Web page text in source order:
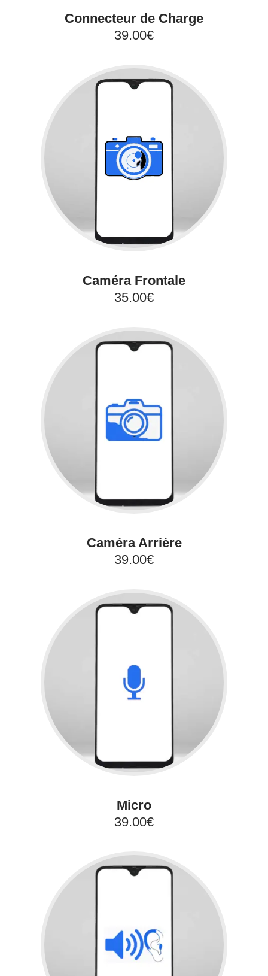
Connecteur de Charge
39.00€
Caméra Frontale
35.00€
Caméra Arrière
39.00€
Micro
39.00€